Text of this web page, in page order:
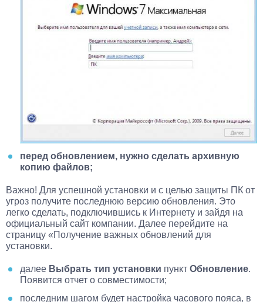
перед обновлением, нужно сделать архивную
копию файлов;
Важно! Для успешной установки и с целью защиты ПК от
угроз получите последнюю версию обновления. Это
легко сделать, подключившись к Интернету и зайдя на
официальный сайт компании. Далее перейдите на
страницу «Получение важных обновлений для
установки.
далее Выбрать тип установки пункт Обновление.
Появится отчет о совместимости;
последним шагом будет настройка часового пояса, в